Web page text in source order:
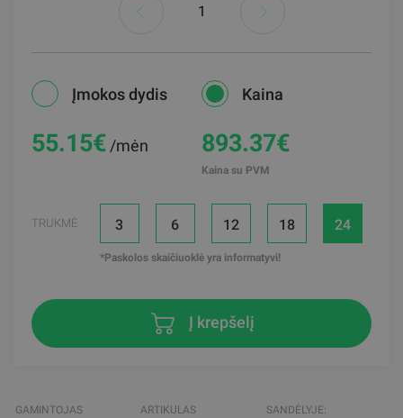
Įmokos dydis
55.15€ /mėn
Kaina
893.37€
Kaina su PVM
TRUKMĖ 3 6 12 18 24
*Paskolos skaičiuoklė yra informatyvi!
Į krepšelį
GAMINTOJAS ARTIKULAS SANDĖLYJE: